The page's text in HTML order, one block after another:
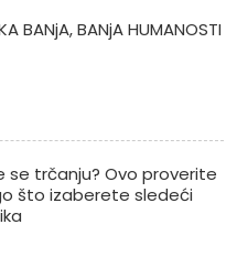
BANjA, BANjA HUMANOSTI
se trčanju? Ovo proverite
što izaberete sledeći